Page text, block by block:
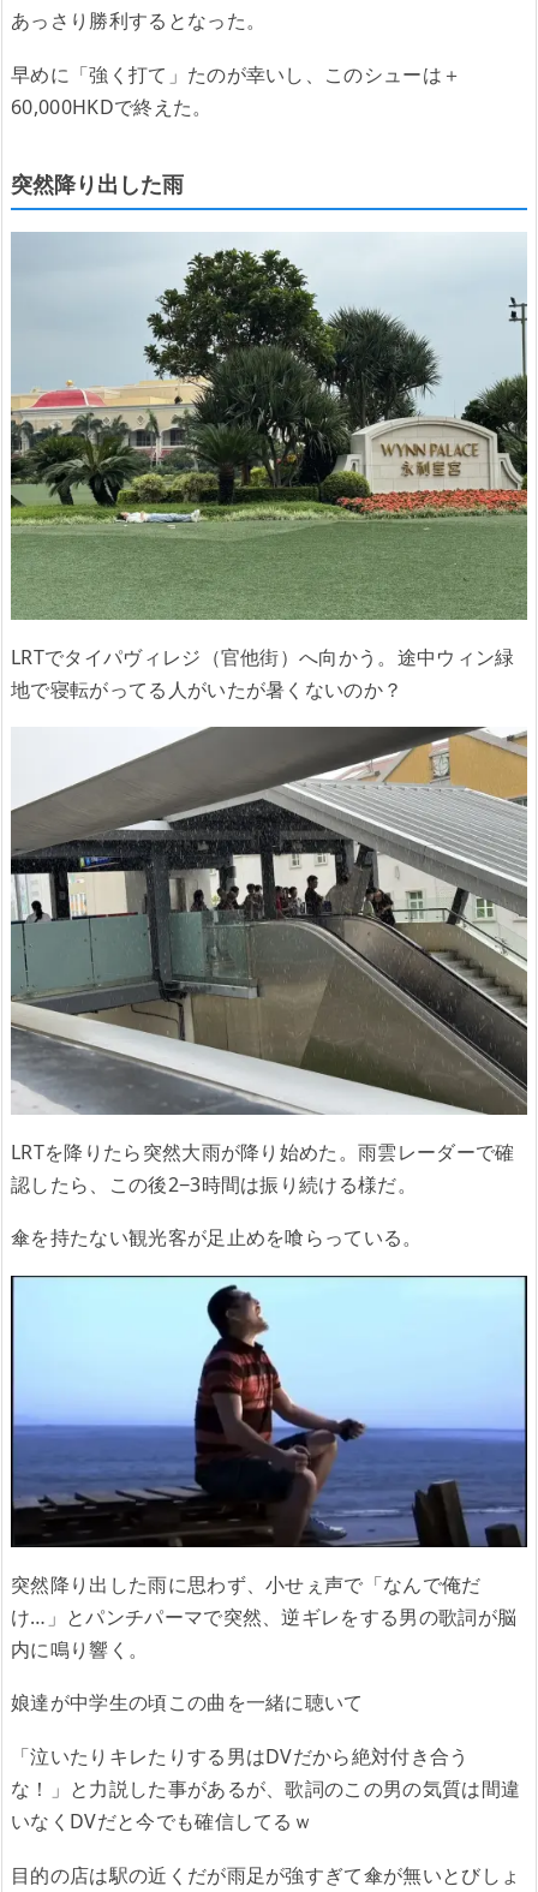
あっさり勝利するとなった。
早めに「強く打て」たのが幸いし、このシューは＋
60,000HKDで終えた。
突然降り出した雨
LRTでタイパヴィレジ（官他街）へ向かう。途中ウィン緑
地で寝転がってる人がいたが暑くないのか？
LRTを降りたら突然大雨が降り始めた。雨雲レーダーで確
認したら、この後2−3時間は振り続ける様だ。
傘を持たない観光客が足止めを喰らっている。
突然降り出した雨に思わず、小せぇ声で「なんで俺だ
け…」とパンチパーマで突然、逆ギレをする男の歌詞が脳
内に鳴り響く。
娘達が中学生の頃この曲を一緒に聴いて
「泣いたりキレたりする男はDVだから絶対付き合う
な！」と力説した事があるが、歌詞のこの男の気質は間違
いなくDVだと今でも確信してるｗ
目的の店は駅の近くだが雨足が強すぎて傘が無いとびしょ